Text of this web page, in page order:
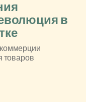
в
товаров